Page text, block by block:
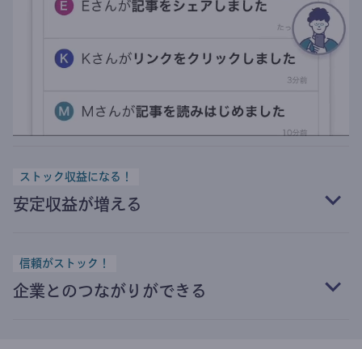
ストック収益になる！
安定収益が増える
信頼がストック！
企業とのつながりができる